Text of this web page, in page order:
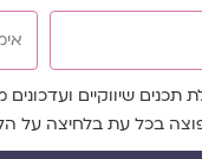
שיווקיים ועדכונים
בכל עת בלחיצה על